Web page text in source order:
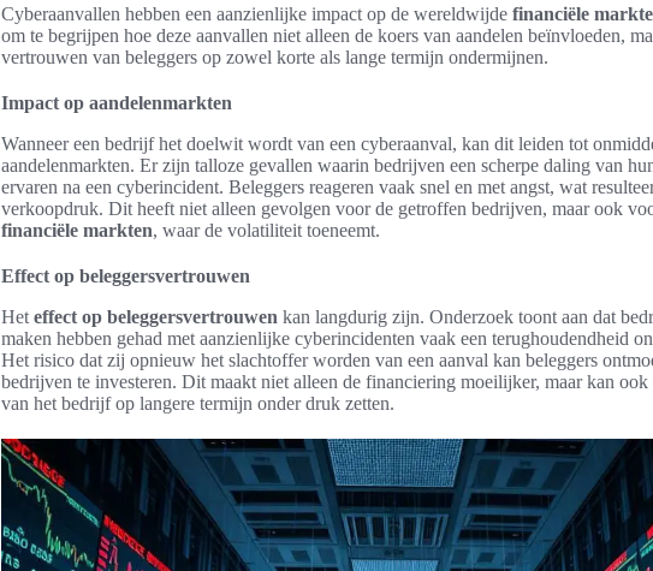
Cyberaanvallen hebben een aanzienlijke impact op de wereldwijde financiële
om te begrijpen hoe deze aanvallen niet alleen de koers van aandelen beïnvloeden,
vertrouwen van beleggers op zowel korte als lange termijn ondermijnen.
Impact op aandelenmarkten
Wanneer een bedrijf het doelwit wordt van een cyberaanval, kan dit leiden tot
aandelenmarkten. Er zijn talloze gevallen waarin bedrijven een scherpe daling van
ervaren na een cyberincident. Beleggers reageren vaak snel en met angst, wat
verkoopdruk. Dit heeft niet alleen gevolgen voor de getroffen bedrijven, maar ook
financiële markten, waar de volatiliteit toeneemt.
Effect op beleggersvertrouwen
Het effect op beleggersvertrouwen kan langdurig zijn. Onderzoek toont aan dat
maken hebben gehad met aanzienlijke cyberincidenten vaak een terughoudendheid
Het risico dat zij opnieuw het slachtoffer worden van een aanval kan beleggers
bedrijven te investeren. Dit maakt niet alleen de financiering moeilijker, maar kan ook
van het bedrijf op langere termijn onder druk zetten.